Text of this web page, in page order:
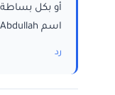
أو بكل بساطة
اسم Abdullah وسيتم زخرفته
رد